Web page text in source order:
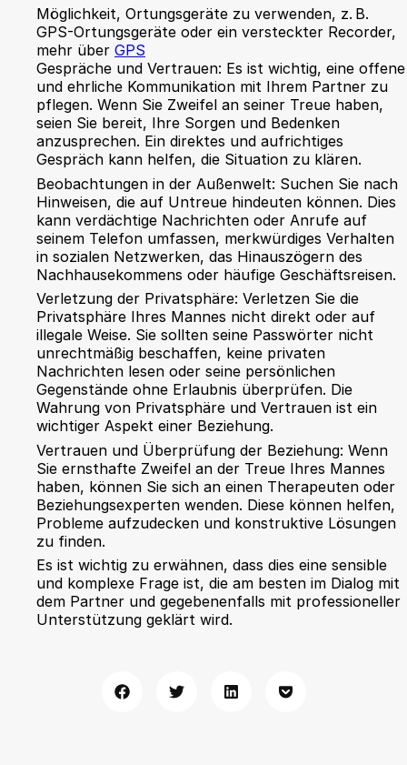
Möglichkeit, Ortungsgeräte zu verwenden, z. B.
GPS-Ortungsgeräte oder ein versteckter Recorder,
mehr über GPS
Gespräche und Vertrauen: Es ist wichtig, eine offene
und ehrliche Kommunikation mit Ihrem Partner zu
pflegen. Wenn Sie Zweifel an seiner Treue haben,
seien Sie bereit, Ihre Sorgen und Bedenken
anzusprechen. Ein direktes und aufrichtiges
Gespräch kann helfen, die Situation zu klären.
Beobachtungen in der Außenwelt: Suchen Sie nach
Hinweisen, die auf Untreue hindeuten können. Dies
kann verdächtige Nachrichten oder Anrufe auf
seinem Telefon umfassen, merkwürdiges Verhalten
in sozialen Netzwerken, das Hinauszögern des
Nachhausekommens oder häufige Geschäftsreisen.
Verletzung der Privatsphäre: Verletzen Sie die
Privatsphäre Ihres Mannes nicht direkt oder auf
illegale Weise. Sie sollten seine Passwörter nicht
unrechtmäßig beschaffen, keine privaten
Nachrichten lesen oder seine persönlichen
Gegenstände ohne Erlaubnis überprüfen. Die
Wahrung von Privatsphäre und Vertrauen ist ein
wichtiger Aspekt einer Beziehung.
Vertrauen und Überprüfung der Beziehung: Wenn
Sie ernsthafte Zweifel an der Treue Ihres Mannes
haben, können Sie sich an einen Therapeuten oder
Beziehungsexperten wenden. Diese können helfen,
Probleme aufzudecken und konstruktive Lösungen
zu finden.
Es ist wichtig zu erwähnen, dass dies eine sensible
und komplexe Frage ist, die am besten im Dialog mit
dem Partner und gegebenenfalls mit professioneller
Unterstützung geklärt wird.